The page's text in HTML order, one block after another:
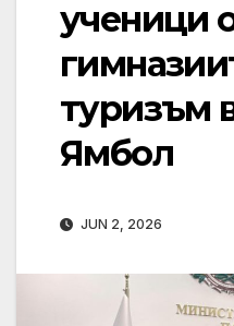
ученици
туризъм
Ямбол
JUN 2, 2026